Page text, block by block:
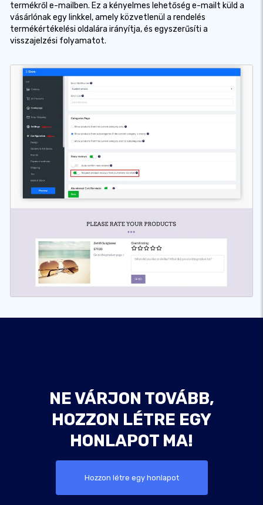
termékről e-mailben. Ez a kényelmes lehetőség e-mailt küld a
vásárlónak egy linkkel, amely közvetlenül a rendelés
termékértékelési oldalára irányítja, és egyszerűsíti a
visszajelzési folyamatot.
NE VÁRJON TOVÁBB,
HOZZON LÉTRE EGY
HONLAPOT MA!
Hozzon létre egy honlapot